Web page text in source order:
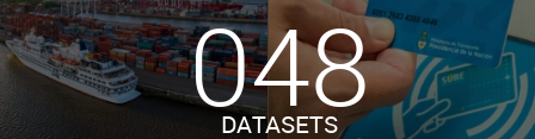
048
DATASETS